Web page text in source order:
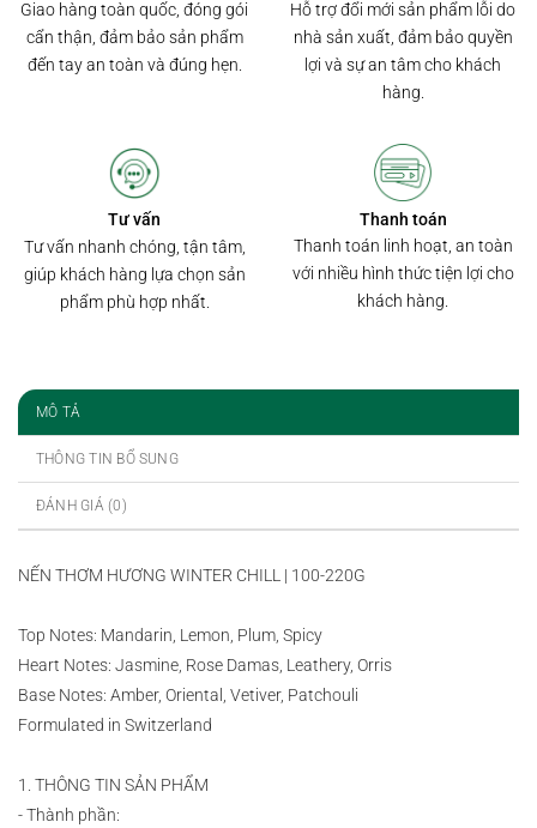
Giao hàng toàn quốc, đóng gói
cẩn thận, đảm bảo sản phẩm
đến tay an toàn và đúng hẹn.
Hỗ trợ đổi mới sản phẩm lỗi do
nhà sản xuất, đảm bảo quyền
lợi và sự an tâm cho khách
hàng.
Tư vấn
Tư vấn nhanh chóng, tận tâm,
giúp khách hàng lựa chọn sản
phẩm phù hợp nhất.
Thanh toán
Thanh toán linh hoạt, an toàn
với nhiều hình thức tiện lợi cho
khách hàng.
MÔ TẢ
THÔNG TIN BỔ SUNG
ĐÁNH GIÁ (0)
NẾN THƠM HƯƠNG WINTER CHILL | 100-220G
Top Notes: Mandarin, Lemon, Plum, Spicy
Heart Notes: Jasmine, Rose Damas, Leathery, Orris
Base Notes: Amber, Oriental, Vetiver, Patchouli
Formulated in Switzerland
1. THÔNG TIN SẢN PHẨM
- Thành phần: